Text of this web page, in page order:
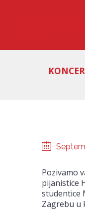
Pozivamo
pijanistice
studentice
Zagrebu u